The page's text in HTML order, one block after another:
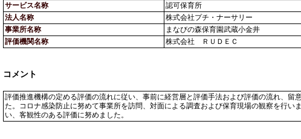
サービス名称
認可保育所
法人名称
株式会社プチ・ナーサリー
事業所名称
まなびの森保育園武蔵小金井
評価機関名称
株式会社 ＲＵＤＥＣ
コメント
評価推進機構の定める評価の流れに従い、事前に経営層と評価手法および評価の流れ、
た。コロナ感染防止に努めて事業所を訪問、対面による調査および保育現場の観察を行
い、客観性のある評価に努めました。